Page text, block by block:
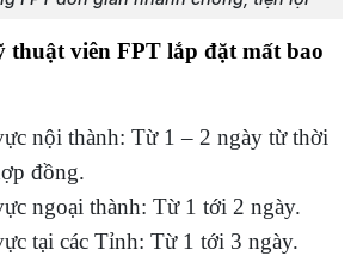
thuật viên FPT lắp đặt mất bao
nội thành: Từ 1 – 2 ngày từ thời
đồng.
ngoại thành: Từ 1 tới 2 ngày.
tại các Tỉnh: Từ 1 tới 3 ngày.